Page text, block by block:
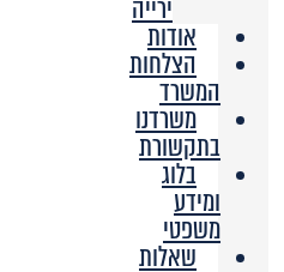
ירייה
אודות
הצלחות
המשרד
משרדנו
בתקשורת
בלוג
ומידע
משפטי
שאלות